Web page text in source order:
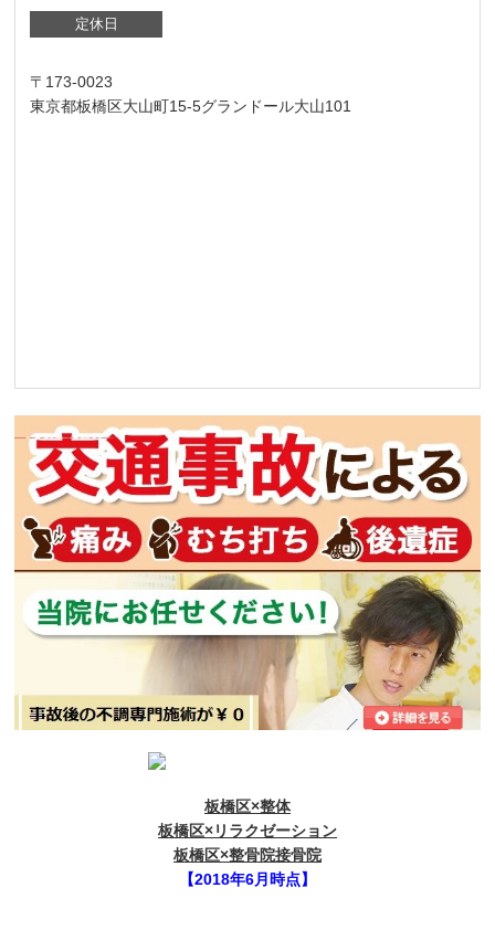
定休日
〒173-0023
東京都板橋区大山町15-5グランドール大山101
板橋区×整体
板橋区×リラクゼーション
板橋区×整骨院接骨院
【2018年6月時点】